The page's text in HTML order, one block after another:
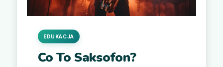
Co To Saksofon?
EDUKACJA